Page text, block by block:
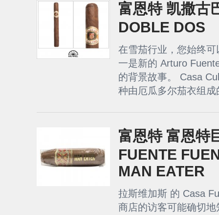
富恩特 凯撒古
DOBLE DOS
在雪茄行业，您始终
一是新的 Arturo
的背景故事。 Casa
种由厄瓜多尔茄衣组
富恩特 富恩特
FUENTE
MAN EATER
拉斯维加斯 的 Casa
商店的访客可能确切